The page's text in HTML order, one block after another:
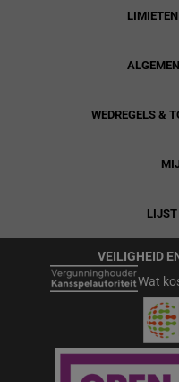
WEDREGELS &
LIJST
VEILIGHEID
Wat